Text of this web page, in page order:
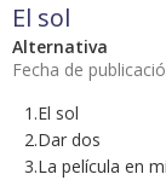
El sol
Alternativa
Fecha de
1.El sol
2.Dar dos
3.La película en